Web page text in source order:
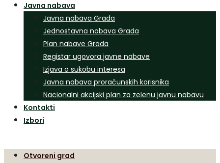
Javna nabava
Javna nabava Grada
Jednostavna nabava Grada
Plan nabave Grada
Registar ugovora javne nabave
Izjava o sukobu interesa
Javna nabava proračunskih korisnika
Nacionalni akcijski plan za zelenu javnu nabavu
Kontakti
Izbori
Otvoreni grad